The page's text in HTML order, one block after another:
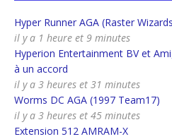
Hyper Runner AGA (Raster
il y a 1 heure et 9 minutes
Hyperion Entertainment BV et
à un accord
il y a 3 heures et 31 minutes
Worms DC AGA (1997 Team17)
il y a 3 heures et 45 minutes
Extension 512 AMRAM-X